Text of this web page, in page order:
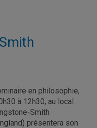
en philosophie,
à 12h30, au local
Smith
présentera son